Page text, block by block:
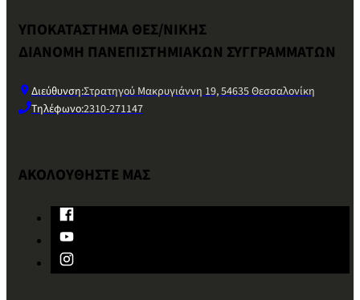
ΥΠΟΚΑΤΑΣΤΗΜΑ ΘΕΣ/ΝΙΚΗΣ
ΔΙΑΝΟΜΗ ΠΑΝΕΠΙΣΤΗΜΙΑΚΩΝ ΣΥΓΓΡΑΜΜΑΤΩΝ
Διεύθυνση:Στρατηγού Μακρυγιάννη 19, 54635 Θεσσαλονίκη
Τηλέφωνο:2310-271147
ΑΚΟΛΟΥΘΗΣΤΕ ΜΑΣ